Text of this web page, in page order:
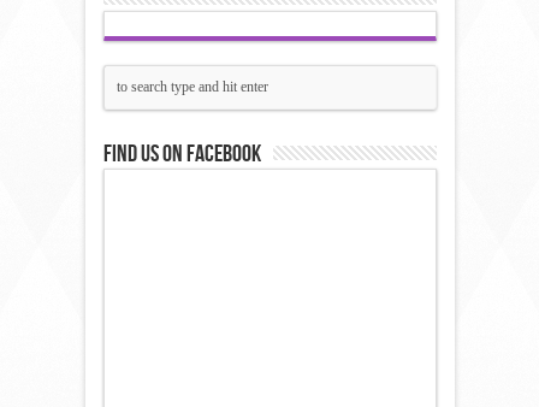
Find us on Facebook